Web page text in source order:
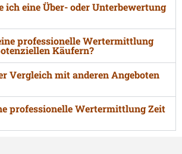
ich eine Über- oder Unterbewertung
professionelle Wertermittlung
Käufern?
Vergleich mit anderen Angeboten
professionelle Wertermittlung Zeit